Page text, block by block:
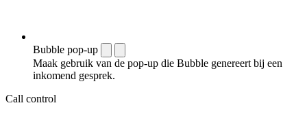
Bubble pop-up
Maak gebruik van de pop-up die Bubble genereert bij een
inkomend gesprek.
Call control